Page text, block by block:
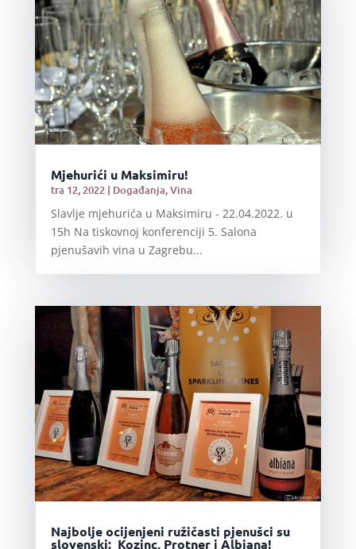
Mjehurići u Maksimiru!
tra 12, 2022| Događanja,Vina
Slavlje mjehurića u Maksimiru - 22.04.2022. u
15h Na tiskovnoj konferenciji 5. Salona
pjenušavih vina u Zagrebu...
Najbolje ocijenjeni ružičasti pjenušci su
slovenski: Kozinc, Protner i Albiana!